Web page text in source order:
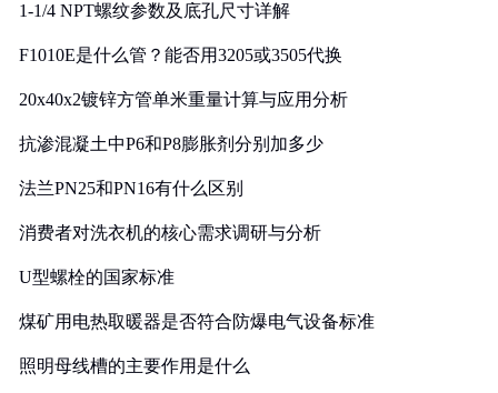
1-1/4 NPT螺纹参数及底孔尺寸详解
F1010E是什么管？能否用3205或3505代换
20x40x2镀锌方管单米重量计算与应用分析
抗渗混凝土中P6和P8膨胀剂分别加多少
法兰PN25和PN16有什么区别
消费者对洗衣机的核心需求调研与分析
U型螺栓的国家标准
煤矿用电热取暖器是否符合防爆电气设备标准
照明母线槽的主要作用是什么